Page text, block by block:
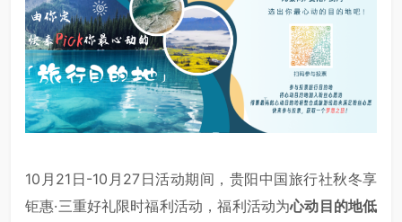
10月21日-10月27日活动期间，贵阳中国旅行社秋冬享
钜惠·三重好礼限时福利活动，福利活动为心动目的地低